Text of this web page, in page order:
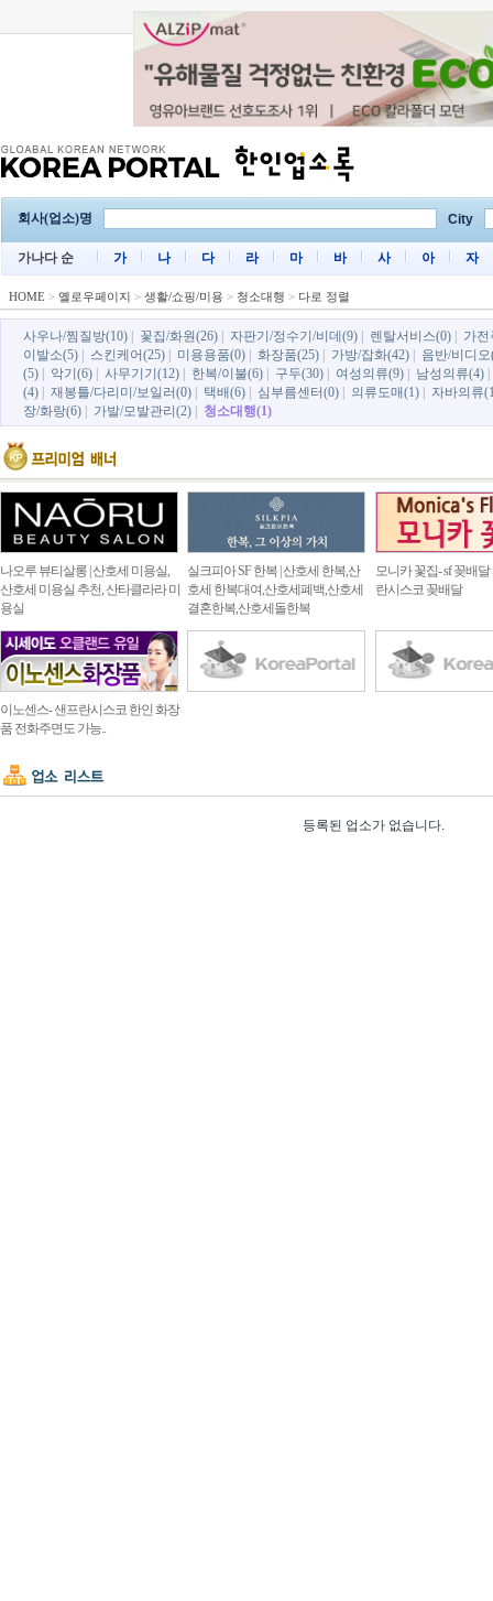
회사(업소)명 City
가나다 순 가 나 다 라 마 바 사 아 자
HOME > 옐로우페이지 > 생활/쇼핑/미용 > 청소대행 > 다로 정렬
사우나/찜질방(10) 꽃집/화원(26) 자판기/정수기/비데(9) 렌탈서비스(0)
가전
이발소(5)
스킨케어(25) 미용용품(0) 화장품(25) 가방/잡화(42)
음반/비디오
(5)
악기(6) 사무기기(12) 한복/이불(6) 구두(30) 여성의류(9) 남성의류(4)
(4)
재봉틀/다리미/보일러(0) 택배(6) 심부름센터(0) 의류도매(1)
자바의류
장/화랑(6)
가발/모발관리(2) 청소대행(1)
나오루 뷰티살롱 | 산호세 미용실,
산호세 미용실 추천, 산타클라라 미
용실
실크피아 SF 한복 | 산호세 한복,산
호세 한복대여,산호세폐백,산호세
결혼한복,산호세돌한복
모니카 꽃집- sf 꽂배
란시스코 꽂배달
이노센스- 샌프란시스코 한인 화장
품 전화주면도 가능..
등록된 업소가 없습니다.